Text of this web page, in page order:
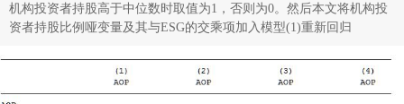
机构投资者持股高于中位数时取值为1，否则为0。然后本文将机构投
资者持股比例哑变量及其与ESG的交乘项加入模型(1)重新回归